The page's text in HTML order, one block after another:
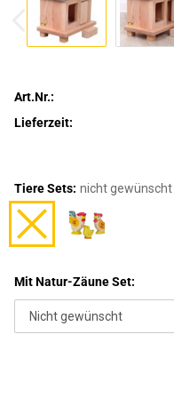
Art.Nr.:
Lieferzeit:
Tiere Sets: nicht gewünscht
Mit Natur-Zäune Set: